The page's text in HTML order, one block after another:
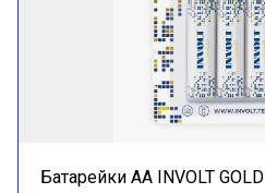
Батарейки АА INVOLT GOLD